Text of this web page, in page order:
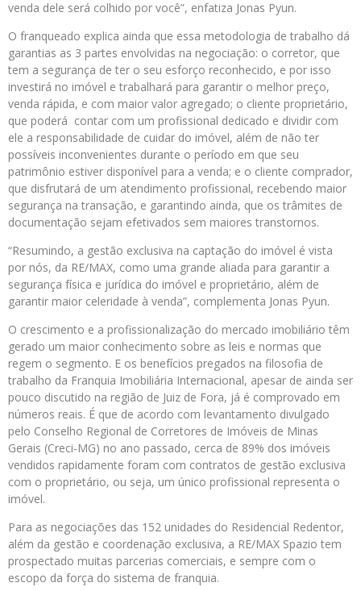
venda dele será colhido por você”, enfatiza Jonas Pyun.
O franqueado explica ainda que essa metodologia de trabalho dá
garantias as 3 partes envolvidas na negociação: o corretor, que
tem a segurança de ter o seu esforço reconhecido, e por isso
investirá no imóvel e trabalhará para garantir o melhor preço,
venda rápida, e com maior valor agregado; o cliente proprietário,
que poderá contar com um profissional dedicado e dividir com
ele a responsabilidade de cuidar do imóvel, além de não ter
possíveis inconvenientes durante o período em que seu
patrimônio estiver disponível para a venda; e o cliente comprador,
que disfrutará de um atendimento profissional, recebendo maior
segurança na transação, e garantindo ainda, que os trâmites de
documentação sejam efetivados sem maiores transtornos.
“Resumindo, a gestão exclusiva na captação do imóvel é vista
por nós, da RE/MAX, como uma grande aliada para garantir a
segurança física e jurídica do imóvel e proprietário, além de
garantir maior celeridade à venda”, complementa Jonas Pyun.
O crescimento e a profissionalização do mercado imobiliário têm
gerado um maior conhecimento sobre as leis e normas que
regem o segmento. E os benefícios pregados na filosofia de
trabalho da Franquia Imobiliária Internacional, apesar de ainda ser
pouco discutido na região de Juiz de Fora, já é comprovado em
números reais. É que de acordo com levantamento divulgado
pelo Conselho Regional de Corretores de Imóveis de Minas
Gerais (Creci-MG) no ano passado, cerca de 89% dos imóveis
vendidos rapidamente foram com contratos de gestão exclusiva
com o proprietário, ou seja, um único profissional representa o
imóvel.
Para as negociações das 152 unidades do Residencial Redentor,
além da gestão e coordenação exclusiva, a RE/MAX Spazio tem
prospectado muitas parcerias comerciais, e sempre com o
escopo da força do sistema de franquia.